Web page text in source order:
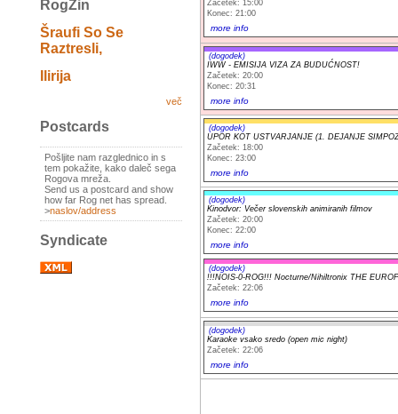
RogZin
Šraufi So Se
Raztresli,
Ilirija
več
Postcards
Pošljite nam razglednico in s
tem pokažite, kako daleč sega
Rogova mreža.
Send us a postcard and show
how far Rog net has spread.
>naslov/address
Syndicate
Začetek: 15:00
Konec: 21:00
more info
(dogodek)
IWW - EMISIJA VIZA ZA BUDUĆNOST!
Začetek: 20:00
Konec: 20:31
more info
(dogodek)
UPOR KOT USTVARJANJE (1. DEJANJE
Začetek: 18:00
Konec: 23:00
more info
(dogodek)
Kinodvor: Večer slovenskih animiranih filmov
Začetek: 20:00
Konec: 22:00
more info
(dogodek)
!!!NOIS-0-ROG!!! Nocturne/Nihiltronix THE
Začetek: 22:06
more info
(dogodek)
Karaoke vsako sredo (open mic night)
Začetek: 22:06
more info